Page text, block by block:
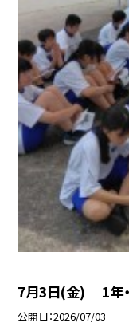
7月3日(金) 1年
公開日 2026/07/03